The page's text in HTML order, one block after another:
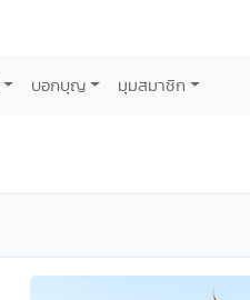
บอกบุญ มุมสมาชิก